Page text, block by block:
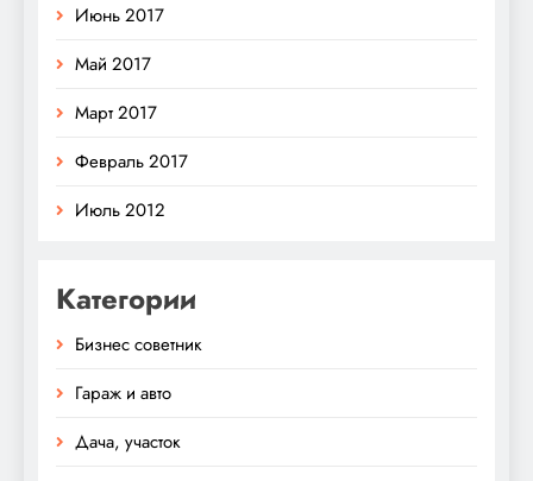
Июнь 2017
Май 2017
Март 2017
Февраль 2017
Июль 2012
Категории
Бизнес советник
Гараж и авто
Дача, участок